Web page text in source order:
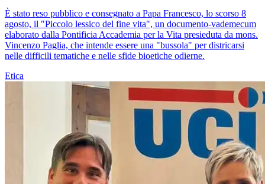
È stato reso pubblico e consegnato a Papa Francesco, lo scorso 8
agosto, il "Piccolo lessico del fine vita", un documento-vademecum
elaborato dalla Pontificia Accademia per la Vita presieduta da mons.
Vincenzo Paglia, che intende essere una "bussola" per districarsi
nelle difficili tematiche e nelle sfide bioetiche odierne.
Etica